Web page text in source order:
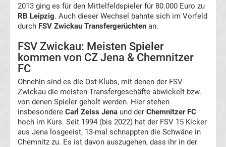
Transfergerüchte
Frankfurt
Transfergerüchte
Energie
Cottbus
2013 ging es für den Mittelfeldspieler für 80.000 Euro zu
RB Leipzig. Auch dieser Wechsel bahnte sich im Vorfeld
durch FSV Zwickau Transfergerüchten an.
FSV Zwickau: Meisten Spieler
kommen von CZ Jena & Chemnitzer
FC
Ohnehin sind es die Ost-Klubs, mit denen der FSV
Zwickau die meisten Transfergeschäfte abwickelt bzw.
von denen Spieler geholt werden. Hier stehen
insbesondere Carl Zeiss Jena und der Chemnitzer FC
hoch im Kurs. Seit 1994 (bis 2022) hat der FSV 15 Kicker
aus Jena losgeeist, 13-mal schnappten die Schwäne in
Chemnitz zu. Es ist davon auszugehen, dass ihr in der